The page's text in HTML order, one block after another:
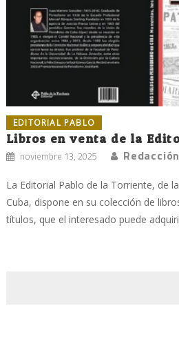
EDITORIAL PABLO
Libros en venta de la
noviembre 13, 2025
La Editorial Pablo de la Torriente, de
Cuba, dispone en su colección de
títulos, que el interesado puede